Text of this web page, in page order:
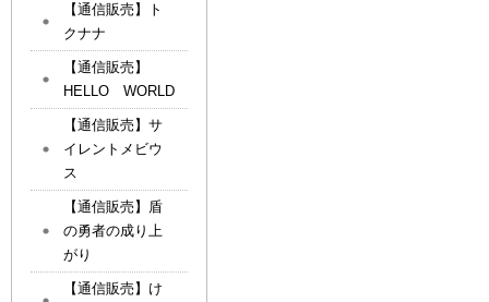
【通信販売】ト
クナナ
【通信販売】
HELLO WORLD
【通信販売】サ
イレントメビウ
ス
【通信販売】盾
の勇者の成り上
がり
【通信販売】け